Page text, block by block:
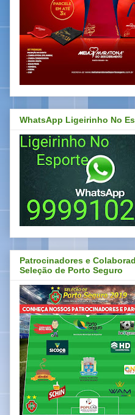
WhatsApp Ligeirinho No
Patrocinadores e
Seleção de Porto Seguro